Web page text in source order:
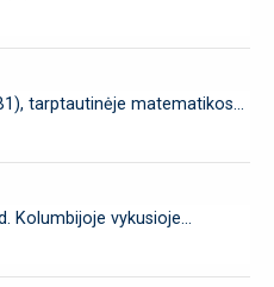
tarptautinėje matematikos...
Kolumbijoje vykusioje...